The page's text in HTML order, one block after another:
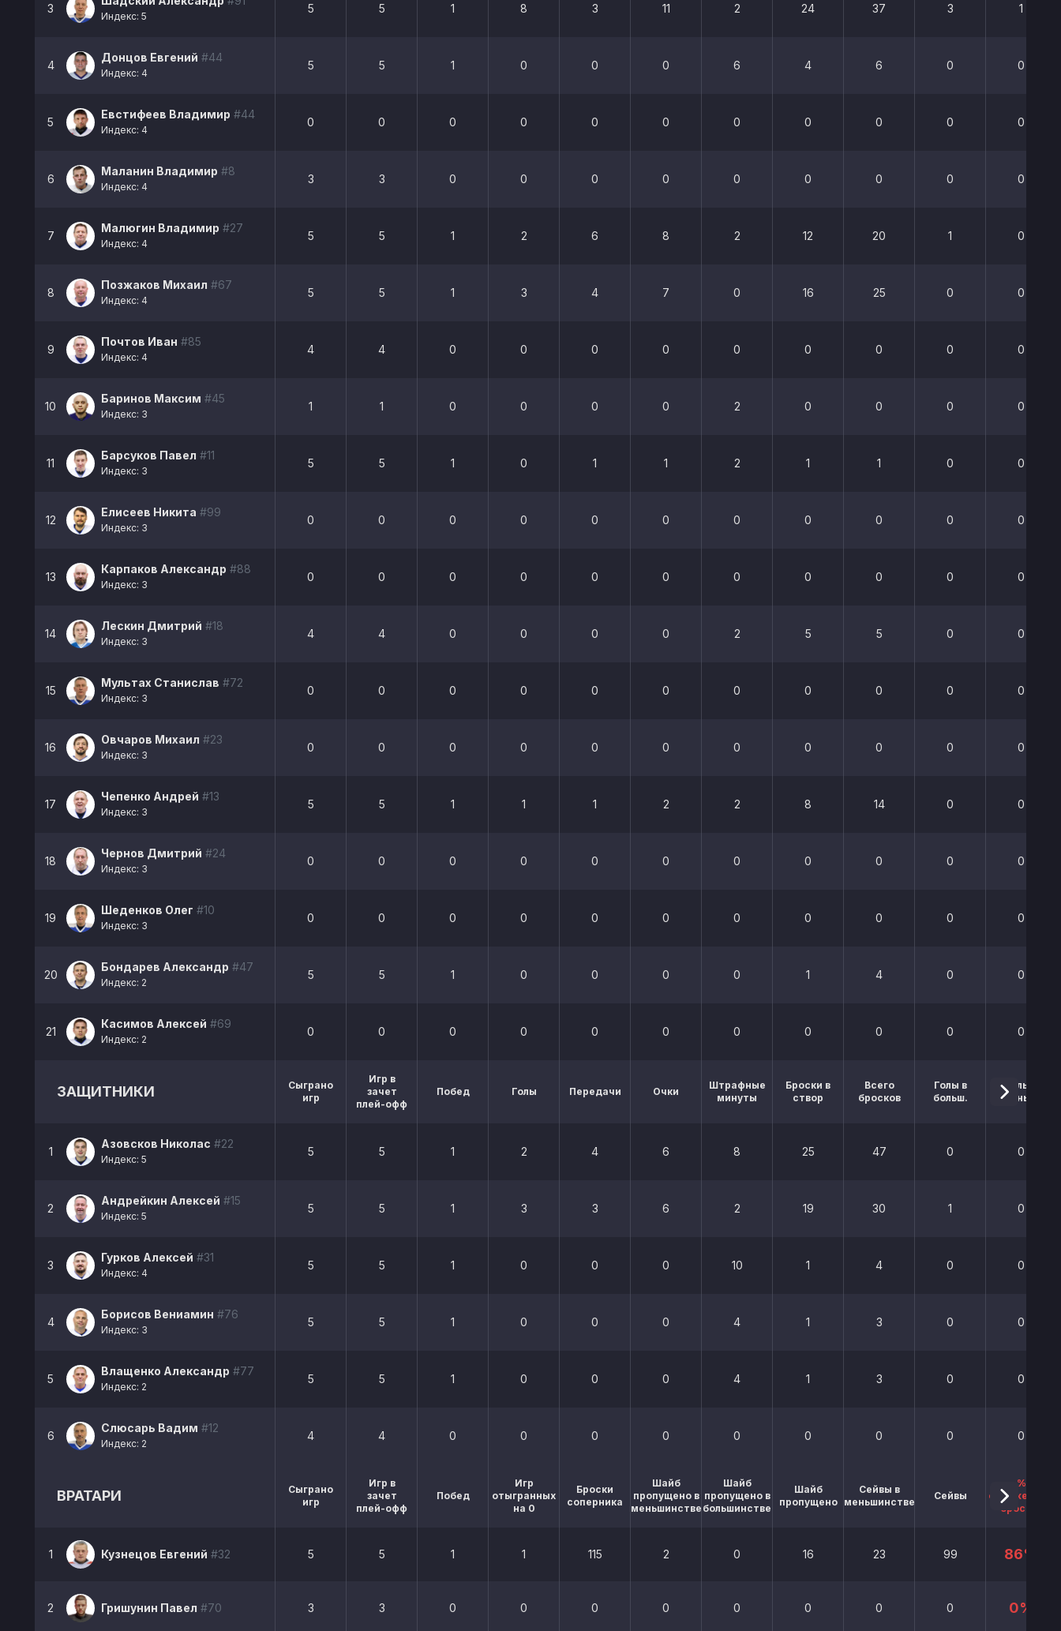
3
Индекс: 5
5 5 1 8 3 11 2 24 37 3 1
4
Донцов Евгений #44
Индекс: 4
5 5 1 0 0 0 6 4 6 0 0
5
Евстифеев Владимир #44
Индекс: 4
0 0 0 0 0 0 0 0 0 0 0
6
Маланин Владимир #8
Индекс: 4
3 3 0 0 0 0 0 0 0 0 0
7
Малюгин Владимир #27
Индекс: 4
5 5 1 2 6 8 2 12 20 1 0
8
Позжаков Михаил #67
Индекс: 4
5 5 1 3 4 7 0 16 25 0 0
9
Почтов Иван #85
Индекс: 4
4 4 0 0 0 0 0 0 0 0 0
10
Баринов Максим #45
Индекс: 3
1 1 0 0 0 0 2 0 0 0 0
11
Барсуков Павел #11
Индекс: 3
5 5 1 0 1 1 2 1 1 0 0
12
Елисеев Никита #99
Индекс: 3
0 0 0 0 0 0 0 0 0 0 0
13
Карпаков Александр #88
Индекс: 3
0 0 0 0 0 0 0 0 0 0 0
14
Лескин Дмитрий #18
Индекс: 3
4 4 0 0 0 0 2 5 5 0 0
15
Мультах Станислав #72
Индекс: 3
0 0 0 0 0 0 0 0 0 0 0
16
Овчаров Михаил #23
Индекс: 3
0 0 0 0 0 0 0 0 0 0 0
17
Чепенко Андрей #13
Индекс: 3
5 5 1 1 1 2 2 8 14 0 0
18
Чернов Дмитрий #24
Индекс: 3
0 0 0 0 0 0 0 0 0 0 0
19
Шеденков Олег #10
Индекс: 3
0 0 0 0 0 0 0 0 0 0 0
20
Бондарев Александр #47
Индекс: 2
5 5 1 0 0 0 0 1 4 0 0
21
Касимов Алексей #69
Индекс: 2
0 0 0 0 0 0 0 0 0 0 0
ЗАЩИТНИКИ
Сыграно
игр
Игр в
зачет
плей-офф
Побед Голы Передачи Очки
Штрафные
минуты
Броски в
створ
Всего
бросков
Голы в
больш.
Голы в
меньш.
1
Азовсков Николас #22
Индекс: 5
5 5 1 2 4 6 8 25 47 0 0
2
Андрейкин Алексей #15
Индекс: 5
5 5 1 3 3 6 2 19 30 1 0
3
Гурков Алексей #31
Индекс: 4
5 5 1 0 0 0 10 1 4 0 0
4
Борисов Вениамин #76
Индекс: 3
5 5 1 0 0 0 4 1 3 0 0
5
Влащенко Александр #77
Индекс: 2
5 5 1 0 0 0 4 1 3 0 0
6
Слюсарь Вадим #12
Индекс: 2
4 4 0 0 0 0 0 0 0 0 0
ВРАТАРИ
Сыграно
игр
Игр в
зачет
плей-офф
Побед
Игр
отыгранных
на 0
Броски
соперника
Шайб
пропущено в
меньшинстве
Шайб
пропущено в
большинстве
Шайб
пропущено
Сейвы в
меньшинстве
Сейвы
%
отраженных
бросков
1 Кузнецов Евгений #32 5 5 1 1 115 2 0 16 23 99 86%
2 Гришунин Павел #70 3 3 0 0 0 0 0 0 0 0 0%